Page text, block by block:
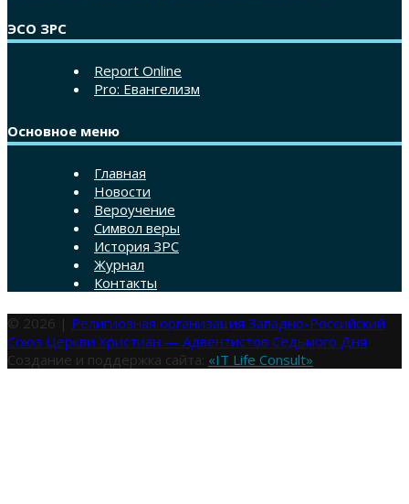
ЭСО ЗРС
Report Online
Pro: Евангелизм
Основное меню
Главная
Новости
Вероучение
Символ веры
История ЗРС
Журнал
Контакты
© 2026 | Религиозная организация Западно-Российский
Союз Церкви Христиан — Адвентистов Седьмого Дня
Создание и поддержка сайта: «IT Life Consult»